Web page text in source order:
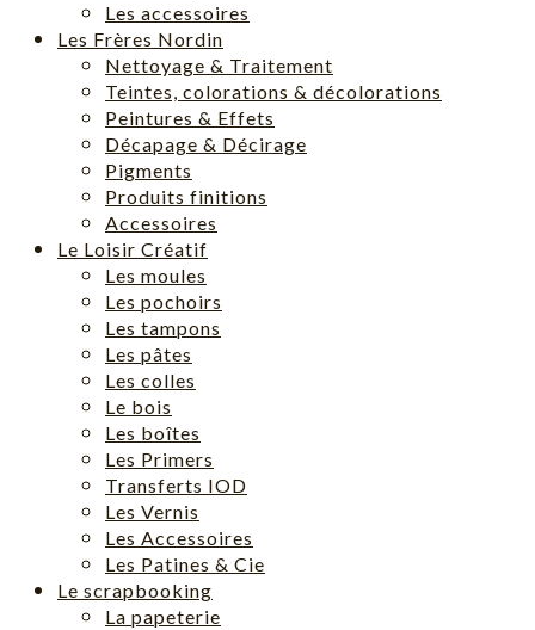
Les accessoires
Les Frères Nordin
Nettoyage & Traitement
Teintes, colorations & décolorations
Peintures & Effets
Décapage & Décirage
Pigments
Produits finitions
Accessoires
Le Loisir Créatif
Les moules
Les pochoirs
Les tampons
Les pâtes
Les colles
Le bois
Les boîtes
Les Primers
Transferts IOD
Les Vernis
Les Accessoires
Les Patines & Cie
Le scrapbooking
La papeterie